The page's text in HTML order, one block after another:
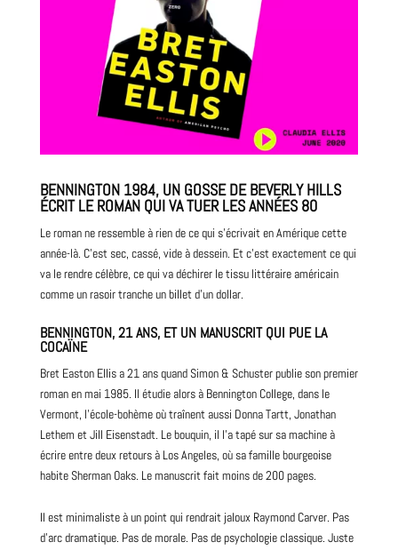
BENNINGTON 1984, UN GOSSE DE BEVERLY HILLS
ÉCRIT LE ROMAN QUI VA TUER LES ANNÉES 80
Le roman ne ressemble à rien de ce qui s’écrivait en Amérique cette
année-là. C’est sec, cassé, vide à dessein. Et c’est exactement ce qui
va le rendre célèbre, ce qui va déchirer le tissu littéraire américain
comme un rasoir tranche un billet d’un dollar.
BENNINGTON, 21 ANS, ET UN MANUSCRIT QUI PUE LA
COCAÏNE
Bret Easton Ellis a 21 ans quand Simon & Schuster publie son premier
roman en mai 1985. Il étudie alors à Bennington College, dans le
Vermont, l’école-bohème où traînent aussi Donna Tartt, Jonathan
Lethem et Jill Eisenstadt. Le bouquin, il l’a tapé sur sa machine à
écrire entre deux retours à Los Angeles, où sa famille bourgeoise
habite Sherman Oaks. Le manuscrit fait moins de 200 pages.
Il est minimaliste à un point qui rendrait jaloux Raymond Carver. Pas
d’arc dramatique. Pas de morale. Pas de psychologie classique. Juste